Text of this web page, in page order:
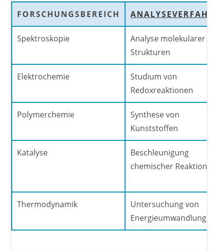
FORSCHUNGSBEREICH
Spektroskopie
Analyse molekularer
Strukturen
Elektrochemie
Studium von
Redoxreaktionen
Polymerchemie
Synthese von
Kunststoffen
Katalyse
Beschleunigung
chemischer Reaktionen
Thermodynamik
Untersuchung von
Energieumwandlungen